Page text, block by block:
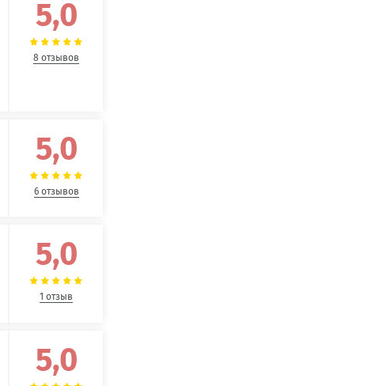
5,0
8 отзывов
5,0
6 отзывов
5,0
1 отзыв
5,0